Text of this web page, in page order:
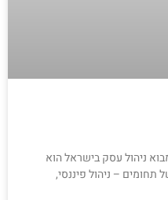
ניהול עסק בישראל הוא
– ניהול פיננסי,